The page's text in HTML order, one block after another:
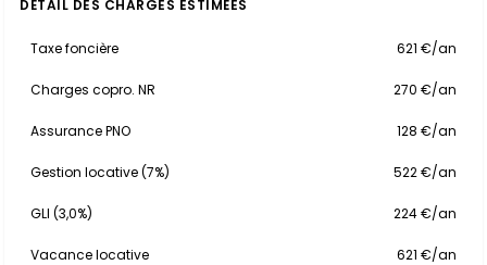
DÉTAIL DES CHARGES ESTIMÉES
Taxe foncière 621 €/an
Charges copro. NR 270 €/an
Assurance PNO 128 €/an
Gestion locative (7%) 522 €/an
GLI (3,0%) 224 €/an
Vacance locative 621 €/an